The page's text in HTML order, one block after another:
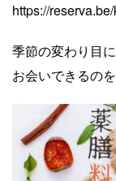
https://
季節の変わり目
お会いできるの